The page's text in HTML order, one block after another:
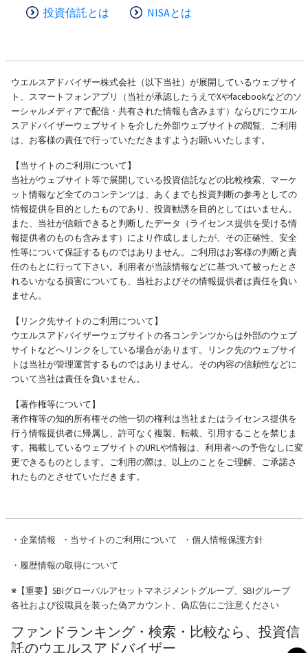
投資信託とは NISAとは
ウエルスアドバイザー株式会社（以下当社）が展開しているウェブサイ
ト、スマートフォンアプリ（当社が承認したうえでXやfacebookなどのソ
ーシャルメディアで配信・共有された情報も含みます）ならびにウエル
スアドバイザーウェブサイトを介した外部ウェブサイトの閲覧、ご利用
は、お客様の責任で行っていただきますようお願いいたします。
【当サイトのご利用について】
当社がウェブサイト等で展開している投資信託などの比較検索、マーケ
ット情報など全てのコンテンツは、あくまでも投資判断の参考としての
情報提供を目的としたものであり、投資勧誘を目的としてはいません。
また、当社が信頼できると判断したデータ（ライセンス提供を受ける情
報提供者のものも含みます）により作成しましたが、その正確性、安全
性等について保証するものではありません。ご利用はお客様の判断と責
任のもとに行って下さい。利用者が当該情報などに基づいて被ったとさ
れるいかなる損害についても、当社およびその情報提供者は責任を負い
ません。
【リンク先サイトのご利用について】
ウエルスアドバイザーウェブサイトの各コンテンツからは外部のウェブ
サイトなどへリンクをしている場合があります。リンク先のウェブサイ
トは当社が管理運営するものではありません。その内容の信頼性などに
ついて当社は責任を負いません。
【著作権等について】
著作権等の知的所有権その他一切の権利は当社またはライセンス提供を
行う情報提供者に帰属し、許可なく複製、転載、引用することを禁じま
す。掲載しているウェブサイトのURLや情報は、利用者への予告なしに変
更できるものとします。ご利用の際は、以上のことをご理解、ご承諾さ
れたものとさせていただきます。
・ 企業情報 ・ 当サイトのご利用について ・ 個人情報保護方針
・ 履歴情報の取得について
※【重要】SBIグローバルアセットマネジメントグループ、SBIグループ
各社および役職員を装った偽アカウント、偽広告にご注意ください
ファンドランキング・検索・比較なら、投資信
託のウエルスアドバイザー